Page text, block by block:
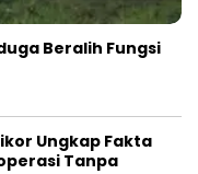
Beralih Fungsi
Ungkap Fakta
Tanpa